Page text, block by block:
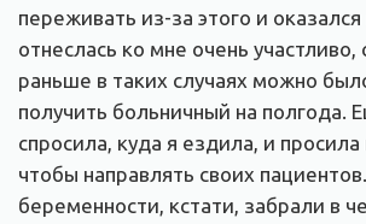
переживать из-за этого и
отнеслась ко мне очень участливо,
раньше в таких случаях можно
получить больничный на полгода.
спросила, куда я ездила, и просила
чтобы направлять своих
беременности, кстати, забрали в